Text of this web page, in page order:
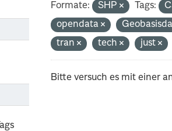
Formate: SHP Tags:
opendata
tran
tech just
Bitte versuch es mit einer